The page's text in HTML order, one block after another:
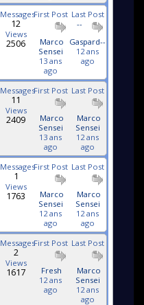
Last Post
--
Gaspard--
12 ans
ago
First Post
Marco
Sensei
13 ans
ago
Messages
12
Views
2506
Last Post
Marco
Sensei
12 ans
ago
First Post
Marco
Sensei
13 ans
ago
Messages
11
Views
2409
Last Post
Marco
Sensei
12 ans
ago
First Post
Marco
Sensei
12 ans
ago
Messages
1
Views
1763
Last Post
Marco
Sensei
12 ans
ago
First Post
Fresh
12 ans
ago
Messages
2
Views
1617